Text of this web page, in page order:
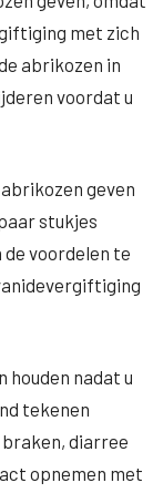
met zich
abrikozen in
voordat u
geven
stukjes
de voordelen te
houden nadat u
tekenen
diarree
opnemen met